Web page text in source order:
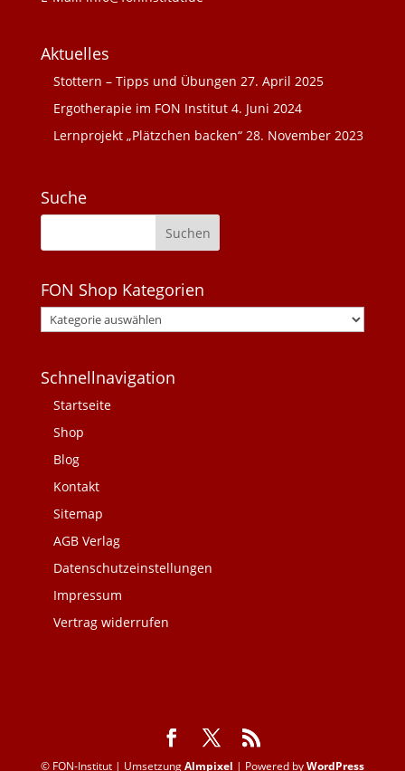
Aktuelles
Stottern – Tipps und Übungen 27. April 2025
Ergotherapie im FON Institut 4. Juni 2024
Lernprojekt „Plätzchen backen“ 28. November 2023
Suche
FON Shop Kategorien
Schnellnavigation
Startseite
Shop
Blog
Kontakt
Sitemap
AGB Verlag
Datenschutzeinstellungen
Impressum
Vertrag widerrufen
© FON-Institut | UmsetzungAlmpixel | Powered byWordPress